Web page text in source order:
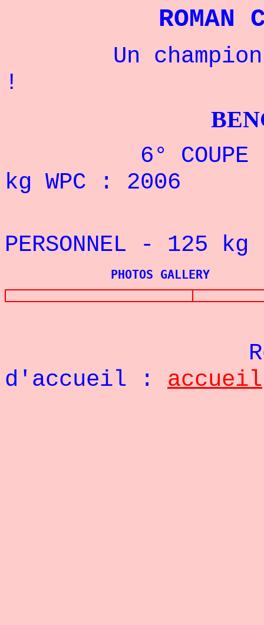
ROMAN
Un champion
!
6° COUPE
kg WPC : 2006
PERSONNEL - 125
PHOTOS GALLERY
d'accueil : accueil